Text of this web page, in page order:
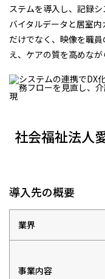
ステムを導入し、記録
バイタルデータと居室
だけでなく、映像を職
え、ケアの質を高めなが
社会福祉法人
導入先の概要
業界
事業内容